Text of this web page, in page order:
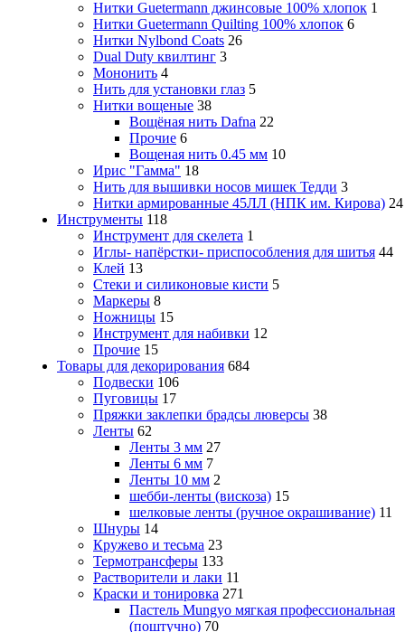
Нитки Guetermann джинсовые 100% хлопок 1
Нитки Guetermann Quilting 100% хлопок 6
Нитки Nylbond Coats 26
Dual Duty квилтинг 3
Мононить 4
Нить для установки глаз 5
Нитки вощеные 38
Вощёная нить Dafna 22
Прочие 6
Вощеная нить 0.45 мм 10
Ирис "Гамма" 18
Нить для вышивки носов мишек Тедди 3
Нитки армированные 45ЛЛ (НПК им. Кирова) 24
Инструменты 118
Инструмент для скелета 1
Иглы- напёрстки- приспособления для шитья 44
Клей 13
Стеки и силиконовые кисти 5
Маркеры 8
Ножницы 15
Инструмент для набивки 12
Прочие 15
Товары для декорирования 684
Подвески 106
Пуговицы 17
Пряжки заклепки брадсы люверсы 38
Ленты 62
Ленты 3 мм 27
Ленты 6 мм 7
Ленты 10 мм 2
шебби-ленты (вискоза) 15
шелковые ленты (ручное окрашивание) 11
Шнуры 14
Кружево и тесьма 23
Термотрансферы 133
Растворители и лаки 11
Краски и тонировка 271
Пастель Mungyo мягкая профессиональная
(поштучно) 70